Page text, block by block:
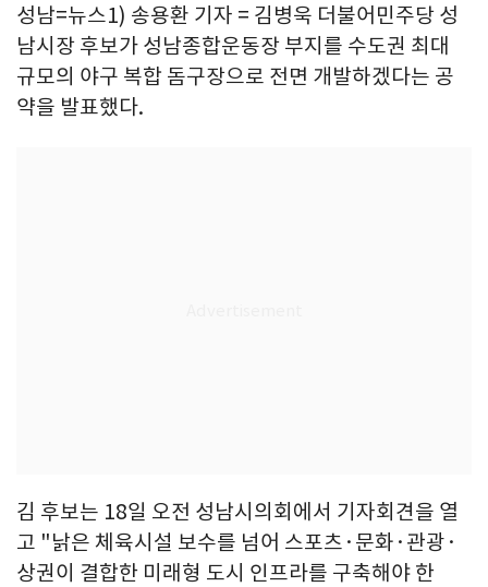
성남=뉴스1) 송용환 기자 = 김병욱 더불어민주당 성
남시장 후보가 성남종합운동장 부지를 수도권 최대
규모의 야구 복합 돔구장으로 전면 개발하겠다는 공
약을 발표했다.
김 후보는 18일 오전 성남시의회에서 기자회견을 열
고 "낡은 체육시설 보수를 넘어 스포츠·문화·관광·
상권이 결합한 미래형 도시 인프라를 구축해야 한